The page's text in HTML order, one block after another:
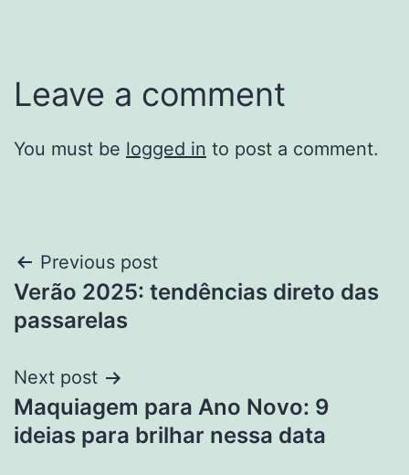
Leave a comment
You must be logged in to post a comment.
Post
navigation
Previous post
Verão 2025: tendências direto das
passarelas
Next post
Maquiagem para Ano Novo: 9
ideias para brilhar nessa data